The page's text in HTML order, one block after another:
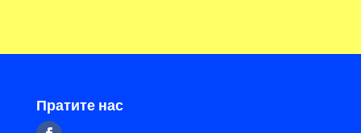
Пратите нас